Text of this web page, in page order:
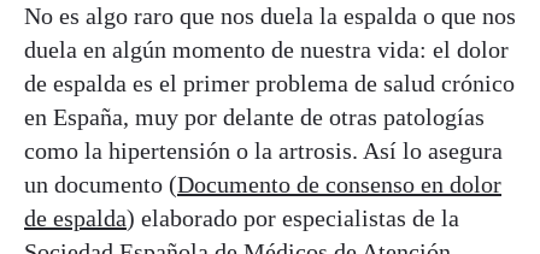
No es algo raro que nos duela la espalda o que nos
duela en algún momento de nuestra vida: el dolor
de espalda es el primer problema de salud crónico
en España, muy por delante de otras patologías
como la hipertensión o la artrosis. Así lo asegura
un documento (Documento de consenso en dolor
de espalda) elaborado por especialistas de la